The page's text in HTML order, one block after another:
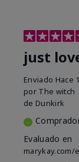
just
Enviado Hace
por The witch
de Dunkirk
Evaluado en
marykay.com/